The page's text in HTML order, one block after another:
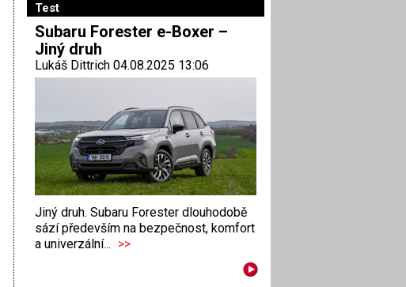
Test
Subaru Forester e-Boxer –
Jiný druh
Lukáš Dittrich 04.08.2025 13:06
Jiný druh. Subaru Forester dlouhodobě
sází především na bezpečnost, komfort
a univerzální... >>